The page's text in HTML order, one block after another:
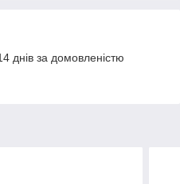
днів за домовленістю